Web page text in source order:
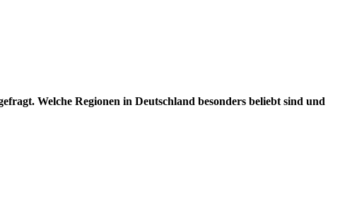
Welche Regionen in Deutschland besonders beliebt sind und